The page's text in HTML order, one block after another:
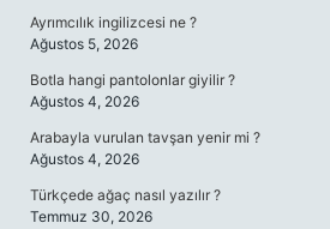
Ayrımcılık ingilizcesi ne ?
Ağustos 5, 2026
Botla hangi pantolonlar giyilir ?
Ağustos 4, 2026
Arabayla vurulan tavşan yenir mi ?
Ağustos 4, 2026
Türkçede ağaç nasıl yazılır ?
Temmuz 30, 2026